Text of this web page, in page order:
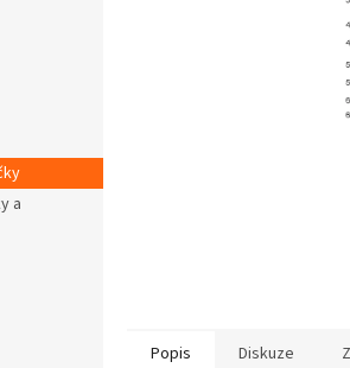
a
Popis Diskuze